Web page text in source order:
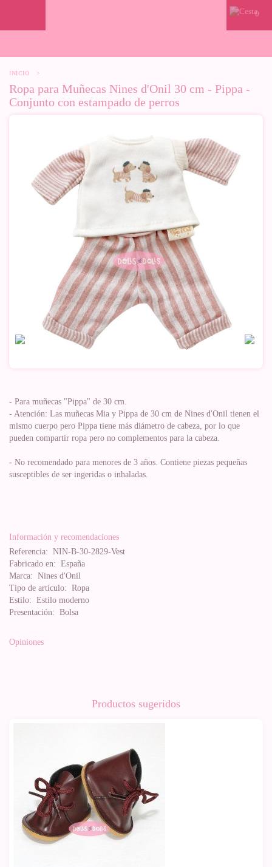
0
INICIO >
Ropa para Muñecas Nines d'Onil 30 cm - Pippa -
Conjunto con estampado de perros
- Para muñecas "Pippa" de 30 cm.
- Atención: Las muñecas Mia y Pippa de 30 cm de Nines d'Onil tienen el
mismo cuerpo pero Pippa tiene más diámetro de cabeza, por lo que
pueden compartir ropa pero no complementos para la cabeza.
- No recomendado para menores de 3 años. Contiene piezas pequeñas
susceptibles de ser ingeridas o inhaladas.
Información y recomendaciones
Referencia: NIN-B-30-2829-Vest
Fabricado en: España
Marca: Nines d'Onil
Tipo de artículo: Ropa
Estilo: Estilo moderno
Presentación: Bolsa
Opiniones
Productos sugeridos